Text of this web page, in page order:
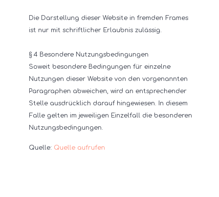
Die Darstellung dieser Website in fremden Frames
ist nur mit schriftlicher Erlaubnis zulässig.
§ 4 Besondere Nutzungsbedingungen
Soweit besondere Bedingungen für einzelne
Nutzungen dieser Website von den vorgenannten
Paragraphen abweichen, wird an entsprechender
Stelle ausdrücklich darauf hingewiesen. In diesem
Falle gelten im jeweiligen Einzelfall die besonderen
Nutzungsbedingungen.
Quelle: Quelle aufrufen